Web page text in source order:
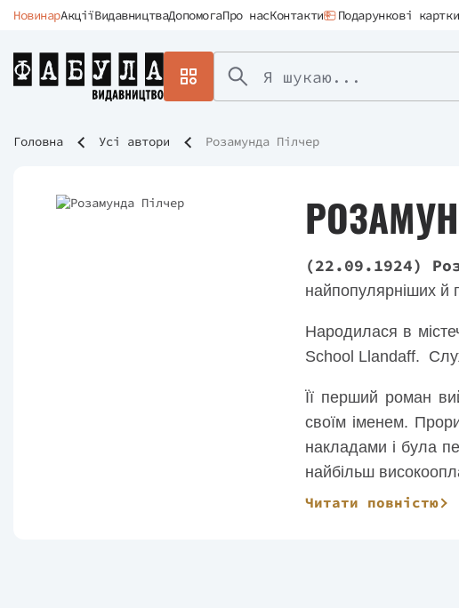
НовинарАкціїВидавництваДопомогаПро насКонтакти Подарункові картки
Головна Усі автори Розамунда Пілчер
(22.09.1924)
найпопулярніших й
Народилася в
School Llandaff.
Її перший роман
своїм іменем.
накладами і була
найбільш
була призначена
Читати повністю